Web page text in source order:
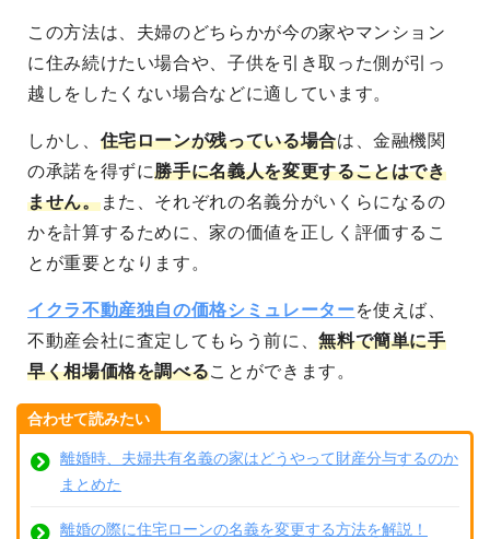
この方法は、夫婦のどちらかが今の家やマンション
に住み続けたい場合や、子供を引き取った側が引っ
越しをしたくない場合などに適しています。
しかし、 住宅ローンが残っている場合は、金融機関
の承諾を得ずに勝手に名義人を変更することはでき
ません。また、それぞれの名義分がいくらになるの
かを計算するために、家の価値を正しく評価するこ
とが重要となります。
イクラ不動産独自の価格シミュレーターを使えば、
不動産会社に査定してもらう前に、無料で簡単に手
早く相場価格を調べることができます。
合わせて読みたい
離婚時、夫婦共有名義の家はどうやって財産分与するのか
まとめた
離婚の際に住宅ローンの名義を変更する方法を解説！